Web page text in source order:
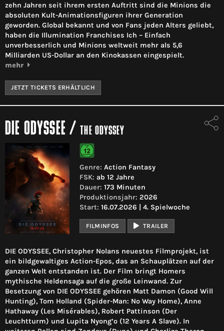
zehn Jahren seit ihrem ersten Auftritt sind die Minions die
absoluten Kult-Animationsfiguren ihrer Generation
geworden. Global bekannt und von Fans jeden Alters geliebt,
haben die Illumination Franchises Ich – Einfach
unverbesserlich und Minions weltweit mehr als 5,6
Milliarden US-Dollar an den Kinokassen eingespielt.
mehr
JETZT TICKETS ERHÄLTLICH
DIE ODYSSEE / THE ODYSSEY
Genre: Action Fantasy
FSK: ab 12 Jahre
Dauer: 173 Minuten
Produktionsjahr: 2026
Start: 16.07.2026 | 4. Spielwoche
FILMINFOS TRAILER
DIE ODYSSEE, Christopher Nolans neuestes Filmprojekt, ist
ein bildgewaltiges Action-Epos, das an Schauplätzen auf der
ganzen Welt entstanden ist. Der Film bringt Homers
mythische Heldensaga auf die große Leinwand. Zur
Besetzung von DIE ODYSSEE gehören Matt Damon (Good Will
Hunting), Tom Holland (Spider-Man: No Way Home), Anne
Hathaway (Les Misérables), Robert Pattinson (Der
Leuchtturm) und Lupita Nyong’o (12 Years A Slave). In